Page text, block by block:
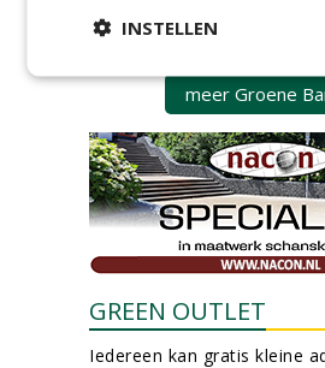
(32-40 uur) bij
meer Groene
GREEN OUTLET
Iedereen kan gratis kleine
INSTELLEN